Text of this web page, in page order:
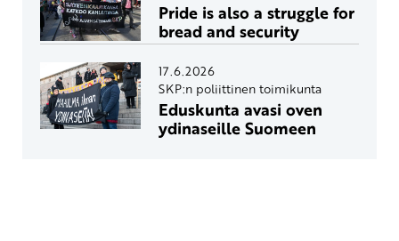
Pride is also a struggle for
bread and security
17.6.2026
SKP:n poliittinen toimikunta
Eduskunta avasi oven
ydinaseille Suomeen